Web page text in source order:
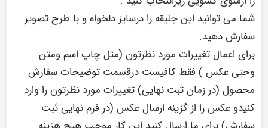
شما می توانید این جلیقه را درسایز دلخواه و با طرح تصویر
سفارش دهید.
برای اعمال تغییرات مورد نظرتون (مثل چاپ اسم ومتن
وحتی عکس ) فقط کافیست درقسمت توضیحات سفارش
محصول (در زمان ثبت نهایی) تغییرات مورد نظرتون را وارد
کنیدو عکس را از گزینه ارسال عکس (در فرم نهایی ثبت